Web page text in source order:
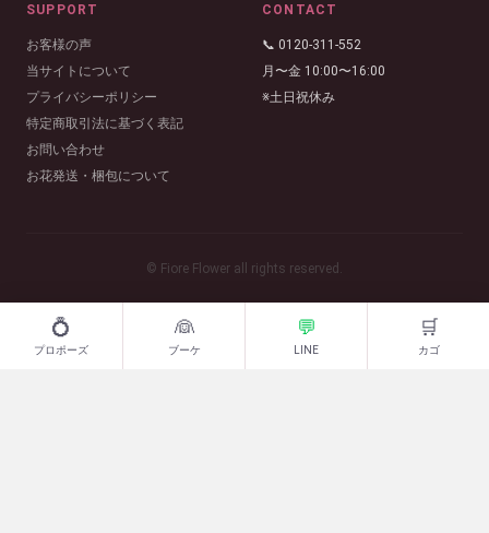
💍
プロポーズ
👰
ブーケ
💬
LINE
🛒
カゴ
SUPPORT
お客様の声
当サイトについて
プライバシーポリシー
特定商取引法に基づく表記
お問い合わせ
お花発送・梱包について
CONTACT
📞 0120-311-552
月〜金 10:00〜16:00
※土日祝休み
© Fiore Flower all rights reserved.